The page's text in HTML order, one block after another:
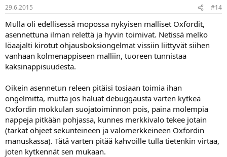
29.6.2015 #14
Mulla oli edellisessä mopossa nykyisen malliset Oxfordit,
asennettuna ilman relettä ja hyvin toimivat. Netissä melko
löaajalti kirotut ohjausboksiongelmat vissiin liittyvät siihen
vanhaan kolmenappiseen malliin, tuoreen tunnistaa
kaksinappisuudesta.
Oikein asennetun releen pitäisi tosiaan toimia ihan
ongelmitta, mutta jos haluat debuggausta varten kytkeä
Oxfordin mokkulan suojatoiminnon pois, paina molempia
nappeja pitkään pohjassa, kunnes merkkivalo tekee jotain
(tarkat ohjeet sekunteineen ja valomerkkeineen Oxfordin
manuskassa). Tätä varten pitää kahvoille tulla tietenkin virtaa,
joten kytkennät sen mukaan.